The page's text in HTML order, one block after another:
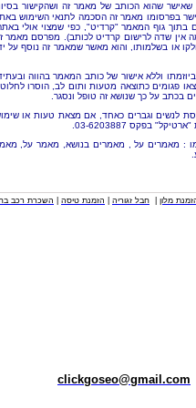
שאישר שהוא הכותב של מאמר זה ושהקישור
בפרסומו מאמר זה הסכמה לתנאי השימוש
בתוך גוף המאמר "קרדיט", כפי שמצוי אולי
שדה לרישום קרדיט לכותב). מפרסם מאמר
או בשלמותו, והוא מאשר שמאמר זה נוסף על
וללא אישור של כותב המאמר בהווה
פגומים כתוצאה מטעות ותום לב, הוסרו
בכתב על כך שנושא זה טופל ונסגר.
לנשים וגברים כאחד, אם מצאת טעות או
בפקס 03-6203887.
: מאמרים על , מאמרים בנושא, מאמר על,
מלון חבל זגוריה הזמנת טיסה השכרת רכב
clickgoseo@gmail.com